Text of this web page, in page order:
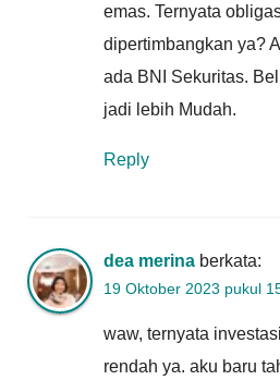
emas. Ternyata
dipertimbangkan ya?
ada BNI Sekuritas.
jadi lebih Mudah.
Reply
dea merina berkata:
19 Oktober 2023 pukul
waw, ternyata
rendah ya. aku baru